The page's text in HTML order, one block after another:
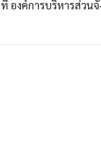
องค์การบริหารส่วน